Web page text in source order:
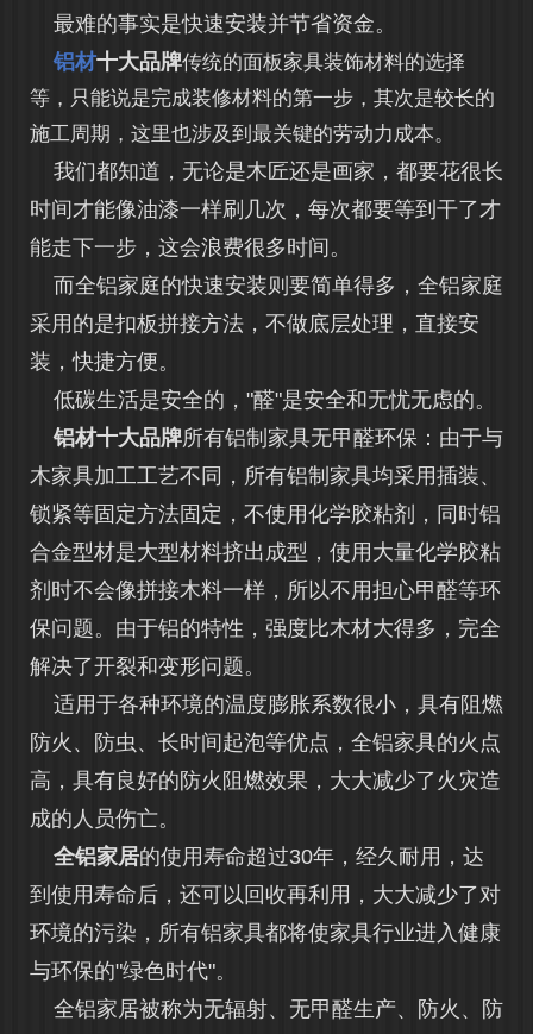
最难的事实是快速安装并节省资金。
铝材十大品牌传统的面板家具装饰材料的选择
等，只能说是完成装修材料的第一步，其次是较长的
施工周期，这里也涉及到最关键的劳动力成本。
我们都知道，无论是木匠还是画家，都要花很长
时间才能像油漆一样刷几次，每次都要等到干了才
能走下一步，这会浪费很多时间。
而全铝家庭的快速安装则要简单得多，全铝家庭
采用的是扣板拼接方法，不做底层处理，直接安
装，快捷方便。
低碳生活是安全的，"醛"是安全和无忧无虑的。
铝材十大品牌所有铝制家具无甲醛环保：由于与
木家具加工工艺不同，所有铝制家具均采用插装、
锁紧等固定方法固定，不使用化学胶粘剂，同时铝
合金型材是大型材料挤出成型，使用大量化学胶粘
剂时不会像拼接木料一样，所以不用担心甲醛等环
保问题。由于铝的特性，强度比木材大得多，完全
解决了开裂和变形问题。
适用于各种环境的温度膨胀系数很小，具有阻燃
防火、防虫、长时间起泡等优点，全铝家具的火点
高，具有良好的防火阻燃效果，大大减少了火灾造
成的人员伤亡。
全铝家居的使用寿命超过30年，经久耐用，达
到使用寿命后，还可以回收再利用，大大减少了对
环境的污染，所有铝家具都将使家具行业进入健康
与环保的"绿色时代"。
全铝家居被称为无辐射、无甲醛生产、防火、防